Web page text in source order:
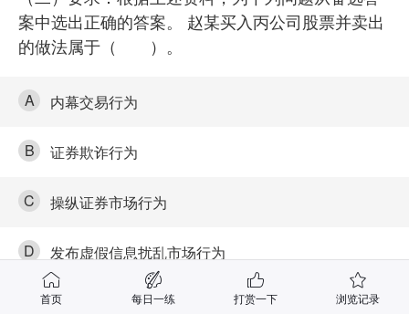
案中选出正确的答案。 赵某买入丙公司股票并卖出
的做法属于（ ）。
A 内幕交易行为
B 证券欺诈行为
C 操纵证券市场行为
D 发布虚假信息扰乱市场行为
首页 每日一练 打赏一下 浏览记录